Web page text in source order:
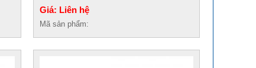
Giá: Liên hệ
Mã sản phẩm: